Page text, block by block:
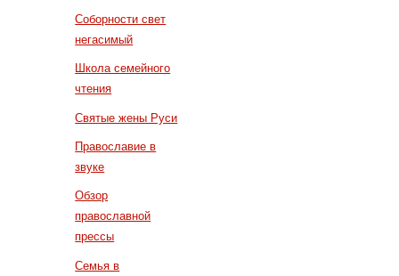
Соборности свет
негасимый
Школа семейного
чтения
Святые жены Руси
Православие в
звуке
Обзор
православной
прессы
Семья в